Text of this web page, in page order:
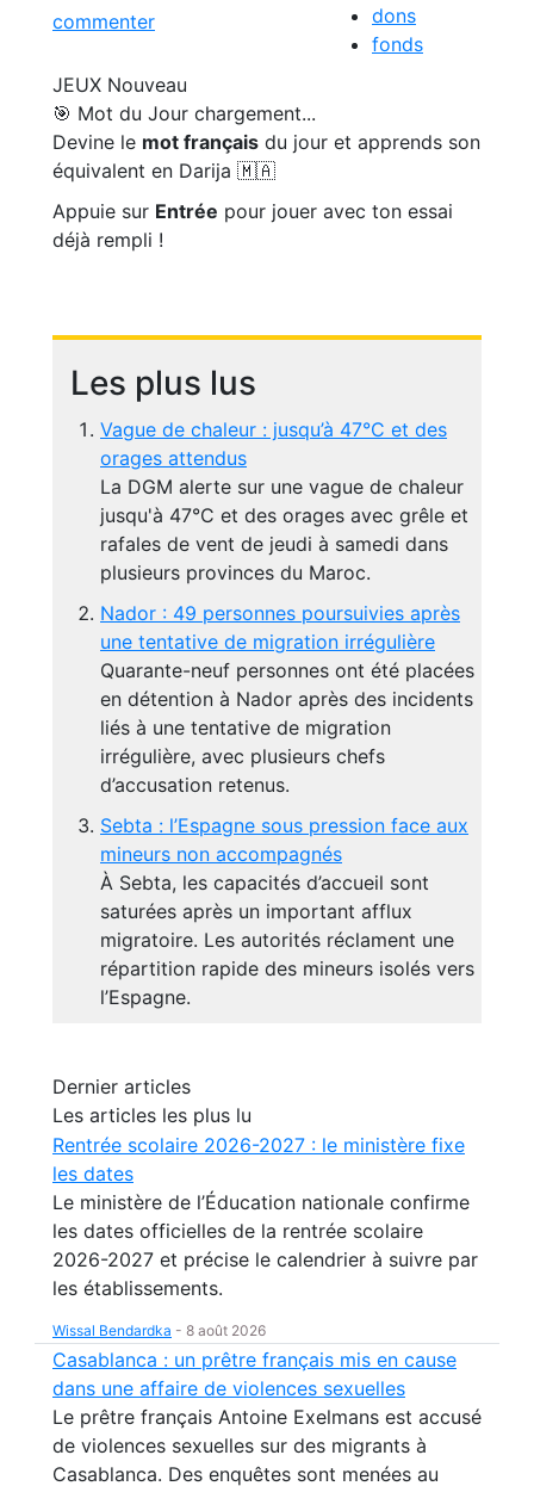
commenter
dons
fonds
JEUX Nouveau
🎯 Mot du Jour chargement...
Devine le mot français du jour et apprends son
équivalent en Darija 🇲🇦
Appuie sur Entrée pour jouer avec ton essai
déjà rempli !
Les plus lus
Vague de chaleur : jusqu’à 47°C et des
orages attendus
La DGM alerte sur une vague de chaleur
jusqu'à 47°C et des orages avec grêle et
rafales de vent de jeudi à samedi dans
plusieurs provinces du Maroc.
Nador : 49 personnes poursuivies après
une tentative de migration irrégulière
Quarante-neuf personnes ont été placées
en détention à Nador après des incidents
liés à une tentative de migration
irrégulière, avec plusieurs chefs
d’accusation retenus.
Sebta : l’Espagne sous pression face aux
mineurs non accompagnés
À Sebta, les capacités d’accueil sont
saturées après un important afflux
migratoire. Les autorités réclament une
répartition rapide des mineurs isolés vers
l’Espagne.
Dernier articles
Les articles les plus lu
Rentrée scolaire 2026-2027 : le ministère fixe
les dates
Le ministère de l’Éducation nationale confirme
les dates officielles de la rentrée scolaire
2026-2027 et précise le calendrier à suivre par
les établissements.
Wissal Bendardka - 8 août 2026
Casablanca : un prêtre français mis en cause
dans une affaire de violences sexuelles
Le prêtre français Antoine Exelmans est accusé
de violences sexuelles sur des migrants à
Casablanca. Des enquêtes sont menées au